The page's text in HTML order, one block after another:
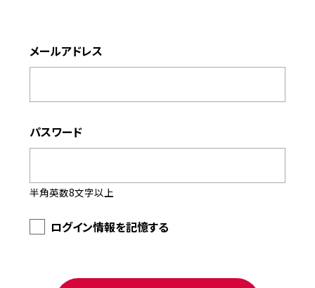
メールアドレス
パスワード
半角英数8文字以上
ログイン情報を記憶する